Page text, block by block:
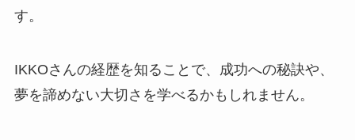
す。
IKKOさんの経歴を知ることで、成功への秘訣や、
夢を諦めない大切さを学べるかもしれません。